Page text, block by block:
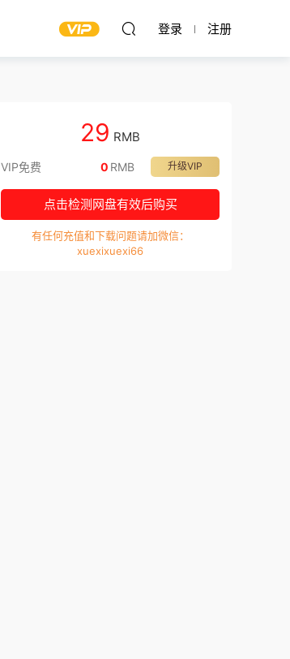
登录 注册
29 RMB
VIP免费 升级VIP
0 RMB
点击检测网盘有效后购买
有任何充值和下载问题请加微信：
xuexixuexi66